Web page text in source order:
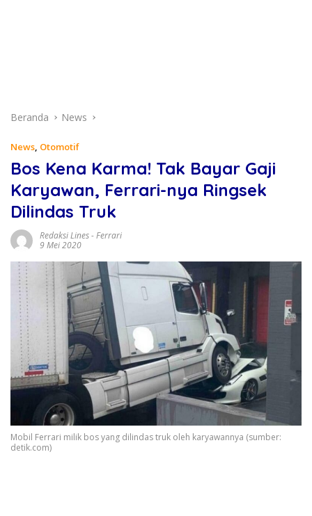
Beranda News
News, Otomotif
Bos Kena Karma! Tak Bayar Gaji
Karyawan, Ferrari-nya Ringsek
Dilindas Truk
Redaksi Lines-Ferrari
9 Mei 2020
Mobil Ferrari milik bos yang dilindas truk oleh karyawannya (sumber:
detik.com)